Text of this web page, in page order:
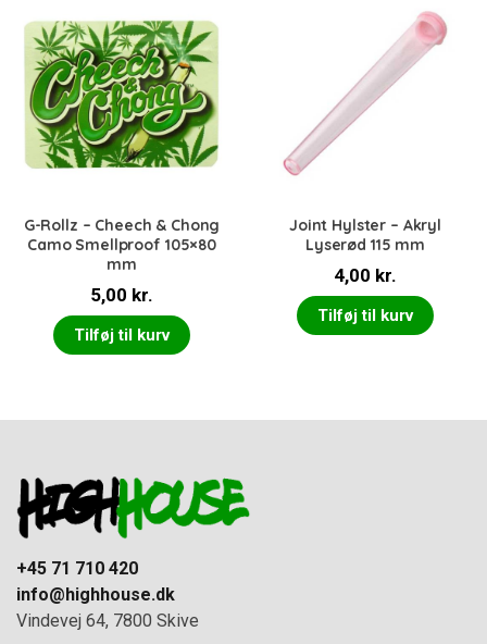
G-Rollz – Cheech & Chong
Camo Smellproof 105×80
mm
5,00 kr.
Tilføj til kurv
Joint Hylster – Akryl
Lyserød 115 mm
4,00 kr.
Tilføj til kurv
+45 71 710 420
info@highhouse.dk
Vindevej 64, 7800 Skive